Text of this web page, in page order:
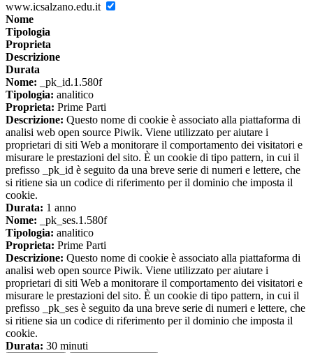
www.icsalzano.edu.it
Nome
Tipologia
Proprieta
Descrizione
Durata
Nome: _pk_id.1.580f
Tipologia: analitico
Proprieta: Prime Parti
Descrizione: Questo nome di cookie è associato alla piattaforma di
analisi web open source Piwik. Viene utilizzato per aiutare i
proprietari di siti Web a monitorare il comportamento dei visitatori e
misurare le prestazioni del sito. È un cookie di tipo pattern, in cui il
prefisso _pk_id è seguito da una breve serie di numeri e lettere, che
si ritiene sia un codice di riferimento per il dominio che imposta il
cookie.
Durata: 1 anno
Nome: _pk_ses.1.580f
Tipologia: analitico
Proprieta: Prime Parti
Descrizione: Questo nome di cookie è associato alla piattaforma di
analisi web open source Piwik. Viene utilizzato per aiutare i
proprietari di siti Web a monitorare il comportamento dei visitatori e
misurare le prestazioni del sito. È un cookie di tipo pattern, in cui il
prefisso _pk_ses è seguito da una breve serie di numeri e lettere, che
si ritiene sia un codice di riferimento per il dominio che imposta il
cookie.
Durata: 30 minuti